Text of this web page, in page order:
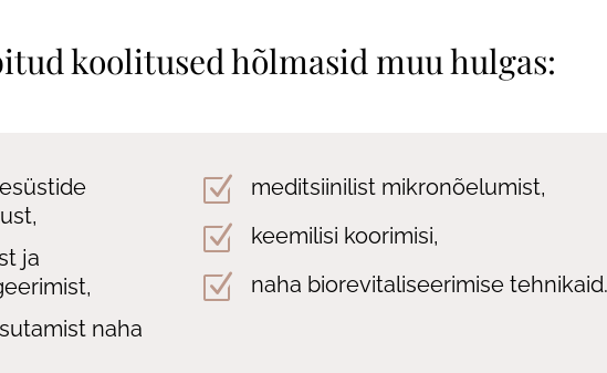
koolitused hõlmasid muu hulgas:
ja
naha
Z meditsiinilist mikronõelumist,
Z keemilisi koorimisi,
Z naha biorevitaliseerimise